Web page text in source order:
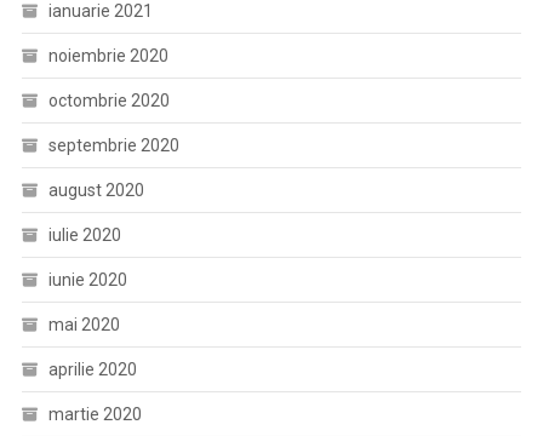
ianuarie 2021
noiembrie 2020
octombrie 2020
septembrie 2020
august 2020
iulie 2020
iunie 2020
mai 2020
aprilie 2020
martie 2020